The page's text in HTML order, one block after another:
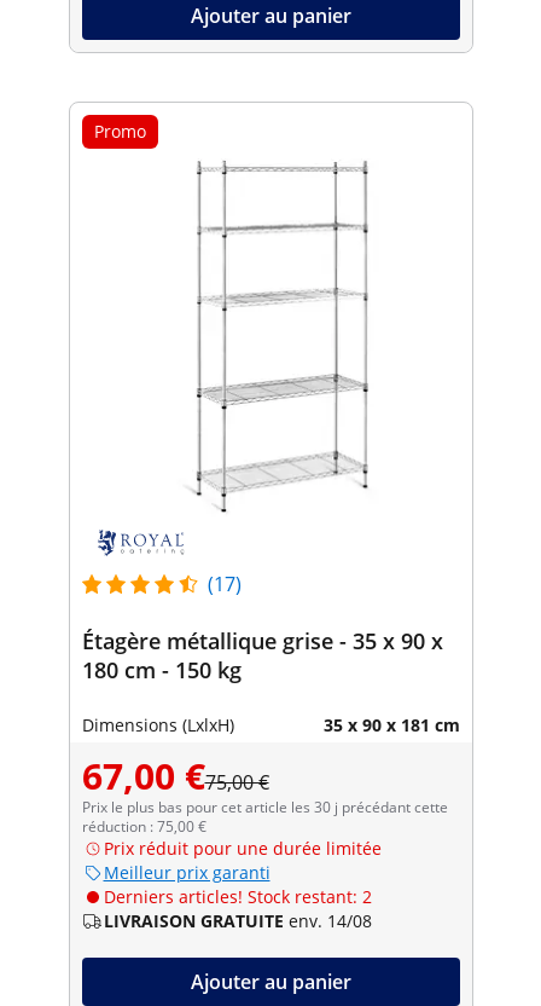
Ajouter au panier
Promo
(17)
Étagère métallique grise - 35 x 90 x
180 cm - 150 kg
Dimensions (LxlxH) 35 x 90 x 181 cm
67,00 €75,00 €
Prix le plus bas pour cet article les 30 j précédant cette
réduction : 75,00 €
Prix réduit pour une durée limitée
Meilleur prix garanti
Derniers articles! Stock restant: 2
LIVRAISON GRATUITE env. 14/08
Ajouter au panier